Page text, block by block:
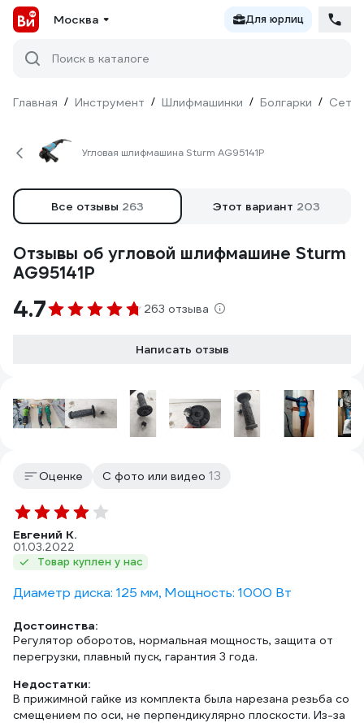
Москва Для юрлиц
Поиск в каталоге
Главная / Инструмент / Шлифмашинки / Болгарки /
Угловая шлифмашина Sturm AG95141P
Все отзывы 263 Этот вариант 203
Отзывы об угловой шлифмашине Sturm
AG95141P
4.7 263 отзыва
Написать отзыв
Оценке С фото или видео 13
Евгений К.
01.03.2022
Товар куплен у нас
Диаметр диска: 125 мм, Мощность: 1000 Вт
Достоинства:
Регулятор оборотов, нормальная мощность, защита от
перегрузки, плавный пуск, гарантия 3 года.
Недостатки:
В прижимной гайке из комплекта была нарезана резьба со
смещением по оси, не перпендикулярно плоскости. Из-за